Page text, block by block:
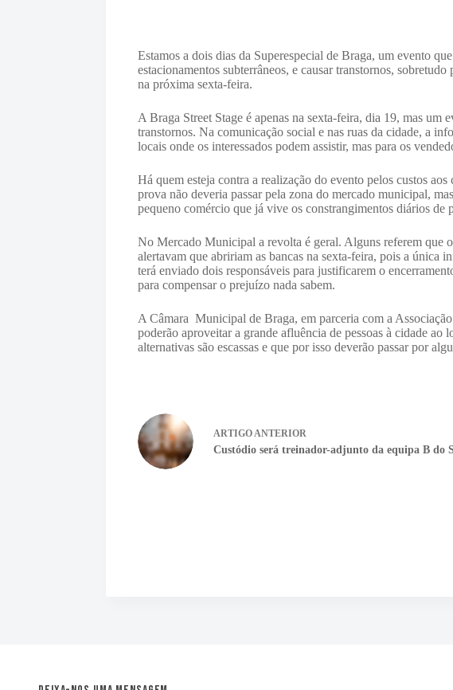
Estamos a dois dias da Superespecial de Braga, um evento
estacionamentos subterrâneos, e causar transtornos,
na próxima sexta-feira.
A Braga Street Stage é apenas na sexta-feira, dia 19, mas um
transtornos. Na comunicação social e nas ruas da cidade, a
locais onde os interessados podem assistir, mas para os
Há quem esteja contra a realização do evento pelos custos
prova não deveria passar pela zona do mercado municipal,
pequeno comércio que já vive os constrangimentos diários de
No Mercado Municipal a revolta é geral. Alguns referem que
alertavam que abririam as bancas na sexta-feira, pois a única
terá enviado dois responsáveis para justificarem o
para compensar o prejuízo nada sabem.
A Câmara Municipal de Braga, em parceria com a
poderão aproveitar a grande afluência de pessoas à cidade
alternativas são escassas e que por isso deverão passar por
ARTIGOANTERIOR
Custódio será treinador-adjunto da equipa B do